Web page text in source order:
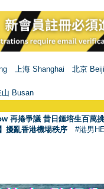
上海 Shanghai
北京
山 Busan
再捲爭議 昔日鍾培生百萬
擾亂香港機場秩序 #港男